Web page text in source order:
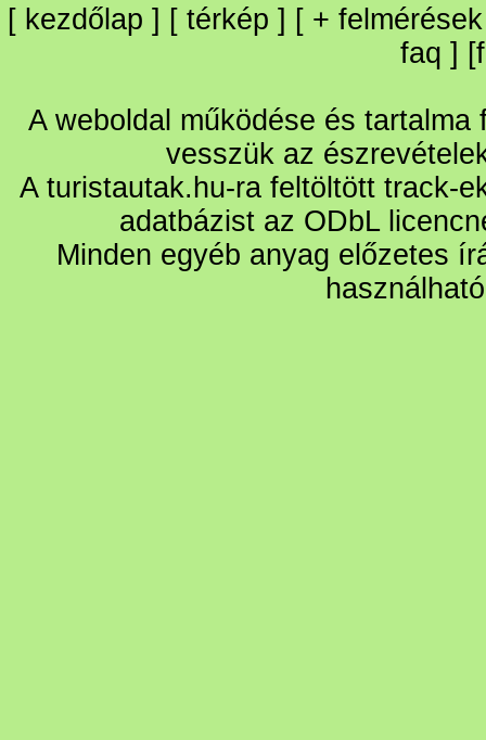
[ kezdőlap ] [ térkép ] [ + felmérések
faq ] [
A weboldal működése és
vesszük az
A turistautak.hu-ra feltöltött track-
adatbázist az ODbL
Minden egyéb anyag előzetes